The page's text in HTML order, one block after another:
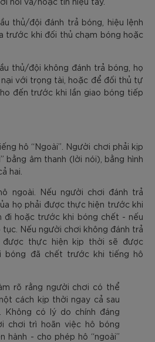
thủ/đội đánh trả bóng, hiệu lệnh
trước khi đối thủ chạm bóng hoặc
thủ/đội không đánh trả bóng, họ
nại với trọng tài, hoặc để đối thủ tự
đến trước khi lần giao bóng tiếp
hô “Ngoài”. Người chơi phải kịp
bằng âm thanh (lời nói), bằng hình
hai.
ngoài. Nếu người chơi đánh trả
họ phải được thực hiện trước khi
đi hoặc trước khi bóng chết - nếu
Nếu người chơi không đánh trả
được thực hiện kịp thời sẽ được
bóng đã chết trước khi tiếng hô
rõ rằng người chơi có thể
cách kịp thời ngay cả sau
Không có lý do chính đáng
chơi trì hoãn việc hô bóng
hành - cho phép hô “ngoài”